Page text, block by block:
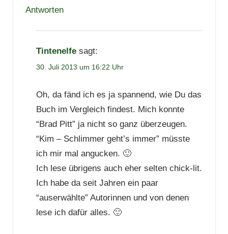
Antworten
Tintenelfe sagt:
30. Juli 2013 um 16:22 Uhr
Oh, da fänd ich es ja spannend, wie Du das
Buch im Vergleich findest. Mich konnte
“Brad Pitt” ja nicht so ganz überzeugen.
“Kim – Schlimmer geht’s immer” müsste
ich mir mal angucken. 🙂
Ich lese übrigens auch eher selten chick-lit.
Ich habe da seit Jahren ein paar
“auserwählte” Autorinnen und von denen
lese ich dafür alles. 🙂